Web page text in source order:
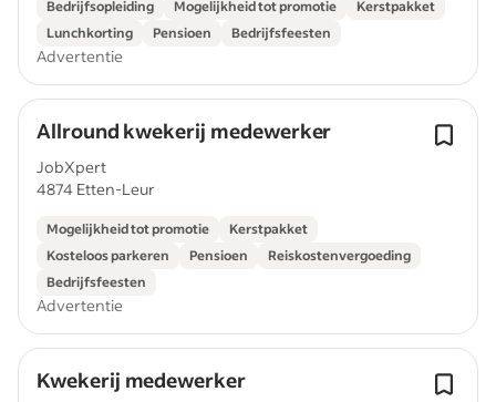
Bedrijfsopleiding Mogelijkheid tot promotie
Kerstpakket
Lunchkorting
Pensioen Bedrijfsfeesten
Advertentie
Allround kwekerij medewerker
JobXpert
4874 Etten-Leur
Mogelijkheid tot promotie
Kerstpakket
Kosteloos parkeren
Pensioen
Reiskostenvergoeding
Bedrijfsfeesten
Advertentie
Kwekerij medewerker